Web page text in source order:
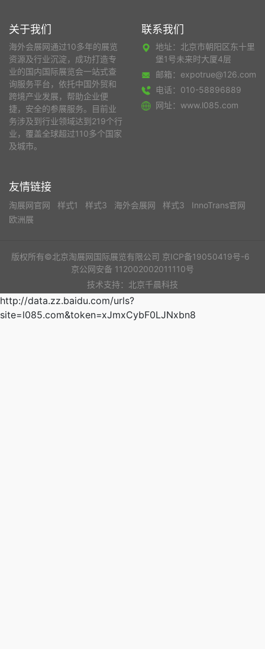
关于我们
海外会展网通过10多年的展览
资源及行业沉淀，成功打造专
业的国内国际展览会一站式查
询服务平台，依托中国外贸和
跨境产业发展，帮助企业便
捷，安全的参展服务。目前业
务涉及到行业领域达到219个行
业，覆盖全球超过110多个国家
及城市。
联系我们
地址：北京市朝阳区东十里
堡1号未来时大厦4层
邮箱：expotrue@126.com
电话：010-58896889
网址：www.l085.com
友情链接
淘展网官网 样式1 样式3 海外会展网 样式3
InnoTrans官网
欧洲展
版权所有©北京淘展网国际展览有限公司 京ICP备19050419号-6
京公网安备 112002002011110号
技术支持：北京千晨科技
http://data.zz.baidu.com/urls?
site=l085.com&token=xJmxCybF0LJNxbn8